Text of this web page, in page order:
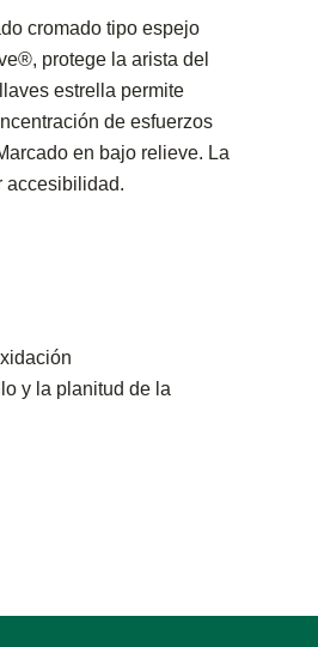
cromado tipo espejo
protege la arista del
estrella permite
de esfuerzos
en bajo relieve. La
accesibilidad.
y la planitud de la